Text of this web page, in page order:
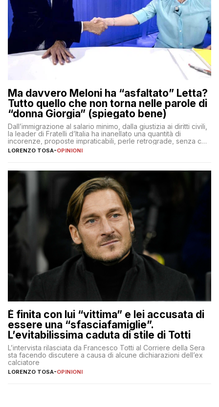
Ma davvero Meloni ha “asfaltato” Letta?
Tutto quello che non torna nelle parole di
“donna Giorgia” (spiegato bene)
Dall’immigrazione al salario minimo, dalla giustizia ai diritti civili,
la leader di Fratelli d’Italia ha inanellato una quantità di
incorenze, proposte impraticabili, perle retrograde, senza che
nessuno – a destra come a sinistra – glielo abbia fatto notare
LORENZO TOSA-OPINIONI
È finita con lui “vittima” e lei accusata di
essere una “sfasciafamiglie”.
L’evitabilissima caduta di stile di Totti
L’intervista rilasciata da Francesco Totti al Corriere della Sera
sta facendo discutere a causa di alcune dichiarazioni dell’ex
calciatore
LORENZO TOSA-OPINIONI